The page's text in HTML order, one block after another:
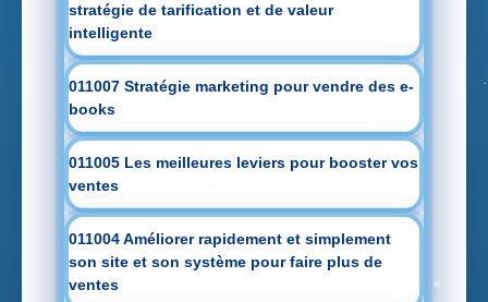
stratégie de tarification et de valeur
intelligente
011007 Stratégie marketing pour vendre des e-
books
011005 Les meilleures leviers pour booster vos
ventes
011004 Améliorer rapidement et simplement
son site et son système pour faire plus de
ventes